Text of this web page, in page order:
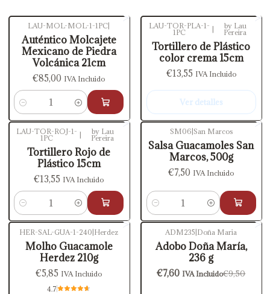
LAU-MOL-MOL-1-1PC
Auténtico Molcajete
Mexicano de Piedra
Volcánica 21cm
€85,00 IVA Incluido
Cantidad
Agotado
LAU-TOR-PLA-1-
1PC
by Lau
Pereira
Tortillero de Plástico
color crema 15cm
€13,55 IVA Incluido
Ver detalles
LAU-TOR-ROJ-1-
1PC | by Lau
Pereira
Tortillero Rojo de
Plástico 15cm
€13,55 IVA Incluido
Cantidad
SM06 San Marcos
Salsa Guacamoles San
Marcos, 500g
€7,50 IVA Incluido
Cantidad
HER-SAL-GUA-1-240 Herdez
Molho Guacamole
Herdez 210g
€5,85 IVA Incluido
4.7
ADM235 Doña Maria
Adobo Doña María,
236 g
€7,60 IVA Incluido€9,50